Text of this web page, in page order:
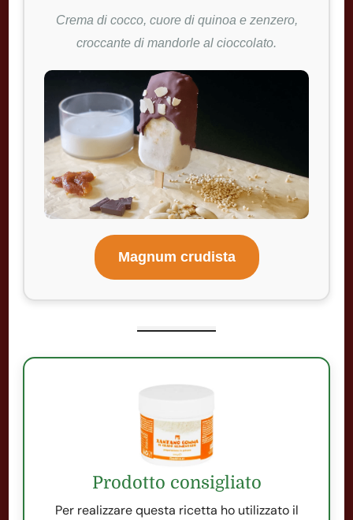
Crema di cocco, cuore di quinoa e zenzero,
croccante di mandorle al cioccolato.
Magnum crudista
Prodotto consigliato
Per realizzare questa ricetta ho utilizzato il